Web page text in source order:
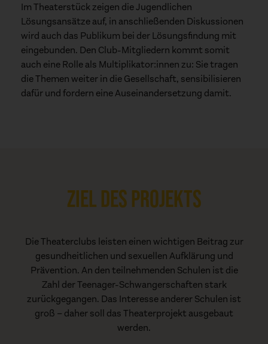
Im Theaterstück zeigen die Jugendlichen
Lösungsansätze auf, in anschließenden Diskussionen
wird auch das Publikum bei der Lösungsfindung mit
eingebunden. Den Club-Mitgliedern kommt somit
auch eine Rolle als Multiplikator:innen zu: Sie tragen
die Themen weiter in die Gesellschaft, sensibilisieren
dafür und fordern eine Auseinandersetzung damit.
ZIEL DES PROJEKTS
Die Theaterclubs leisten einen wichtigen Beitrag zur
gesundheitlichen und sexuellen Aufklärung und
Prävention. An den teilnehmenden Schulen ist die
Zahl der Teenager-Schwangerschaften stark
zurückgegangen. Das Interesse anderer Schulen ist
groß – daher soll das Theaterprojekt ausgebaut
werden.